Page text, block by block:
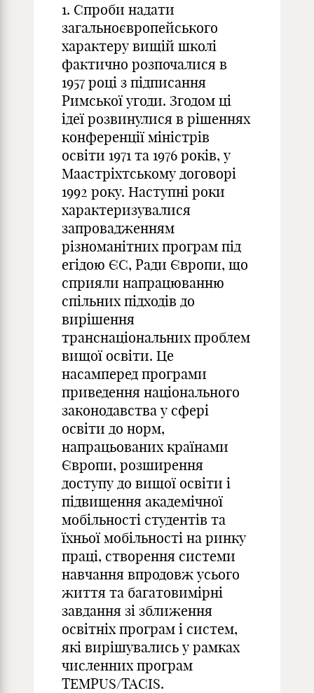
1. Спроби надати
загальноєвропейського
характеру вищій школі
фактично розпочалися в
1957 році з підписання
Римської угоди. Згодом ці
ідеї розвинулися в рішеннях
конференції міністрів
освіти 1971 та 1976 років, у
Маастріхтському договорі
1992 року. Наступні роки
характеризувалися
запровадженням
різноманітних програм під
егідою ЄС, Ради Європи, що
сприяли напрацюванню
спільних підходів до
вирішення
транснаціональних проблем
вищої освіти. Це
насамперед програми
приведення національного
законодавства у сфері
освіти до норм,
напрацьованих країнами
Європи, розширення
доступу до вищої освіти і
підвищення академічної
мобільності студентів та
їхньої мобільності на ринку
праці, створення системи
навчання впродовж усього
життя та багатовимірні
завдання зі зближення
освітніх програм і систем,
які вирішувались у рамках
численних програм
TEMPUS/TACIS.